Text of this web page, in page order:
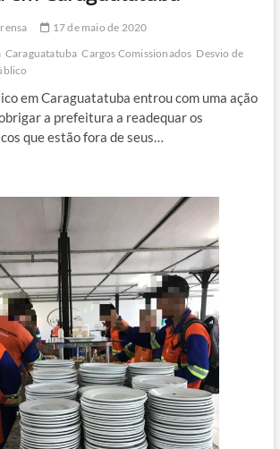
17 de maio de 2020
Caraguatatuba Cargos Comissionados Desvio de
em Caraguatatuba entrou com uma ação
a prefeitura a readequar os
que estão fora de seus…